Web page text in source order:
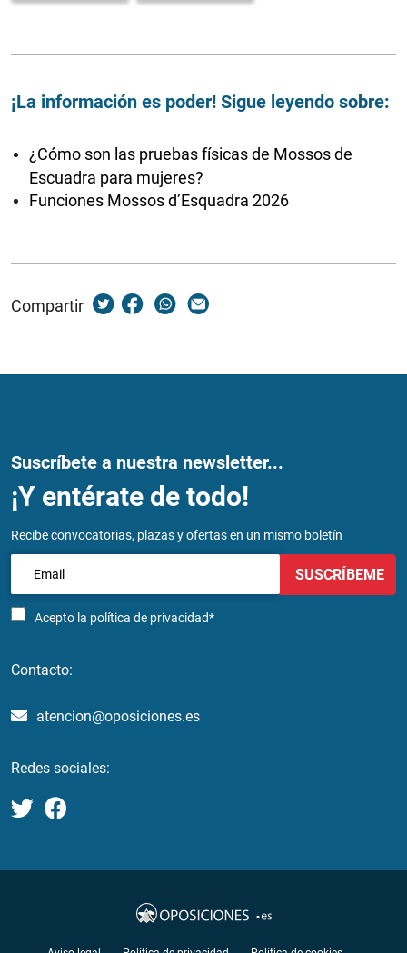
¡La información es poder! Sigue leyendo sobre:
¿Cómo son las pruebas físicas de Mossos de
Escuadra para mujeres?
Funciones Mossos d’Esquadra 2026
Compartir
Suscríbete a nuestra newsletter...
¡Y entérate de todo!
Recibe convocatorias, plazas y ofertas en un mismo boletín
Acepto la política de privacidad*
SUSCRÍBEME
Contacto:
atencion@oposiciones.es
Redes sociales: